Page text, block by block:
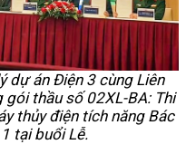
dự án Điện 3 cùng Liên
thầu số 02XL-BA: Thi
thủy điện tích năng Bác
tại buổi Lễ.